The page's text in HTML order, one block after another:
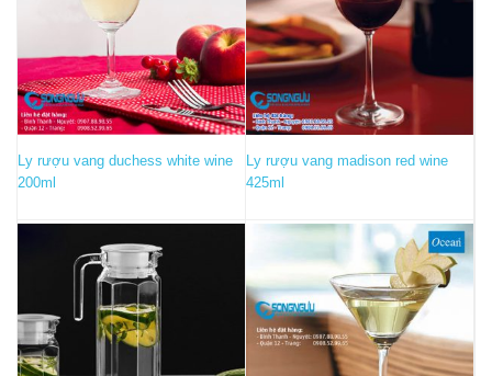
Ly rượu vang duchess white wine
200ml
Ly rượu vang madison red wine
425ml